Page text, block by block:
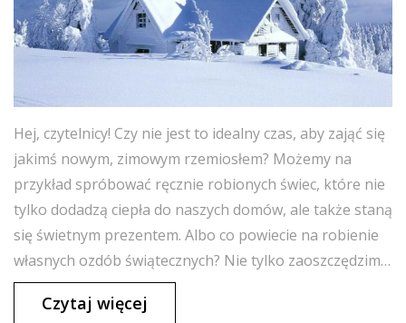
Hej, czytelnicy! Czy nie jest to idealny czas, aby zająć się
jakimś nowym, zimowym rzemiosłem? Możemy na
przykład spróbować ręcznie robionych świec, które nie
tylko dodadzą ciepła do naszych domów, ale także staną
się świetnym prezentem. Albo co powiecie na robienie
własnych ozdób świątecznych? Nie tylko zaoszczędzimy
trochę pieniędzy, ale także spędzimy kreatywnie czas. A
jeśli szukasz czegoś dla siebie, to może robótki na
Czytaj więcej